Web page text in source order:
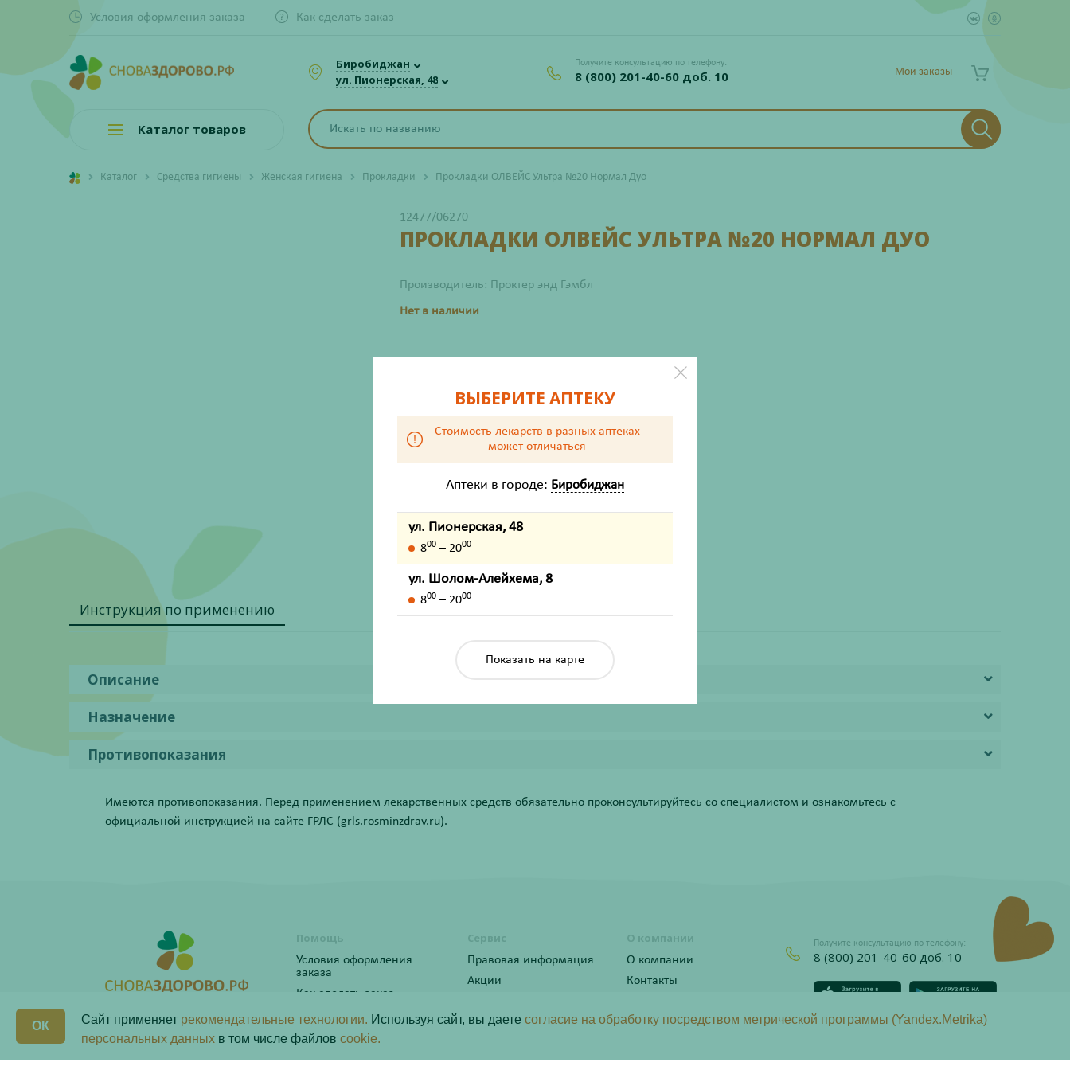
Условия оформления заказа Как сделать заказ
Биробиджан
ул. Пионерская, 48
Получите консультацию по телефону:
8 (800) 201-40-60 доб. 10 Мои заказы
Каталог товаров
Каталог Средства гигиены Женская гигиена Прокладки Прокладки ОЛВЕЙС Ультра №20 Нормал Дуо
12477/06270
ПРОКЛАДКИ ОЛВЕЙС УЛЬТРА №20 НОРМАЛ ДУО
Производитель: Проктер энд Гэмбл
Нет в наличии
ХАРАКТЕРИСТИКИ
Производитель
Инструкция по применению
Описание
Назначение
Противопоказания
Имеются противопоказания. Перед применением лекарственных средств обязательно проконсультируйтесь со специалистом и ознакомьтесь с
официальной инструкцией на сайте ГРЛС (grls.rosminzdrav.ru).
Помощь
Условия оформления
заказа
Как сделать заказ
Программы лояльности
Бонусная программа
Сервис
Правовая информация
Акции
О компании
О компании
Контакты
Получите консультацию по телефону:
8 (800) 201-40-60 доб. 10
Сайт применяет рекомендательные технологии. Используя сайт, вы даете согласие на обработку посредством метрической программы (Yandex.Metrika)
персональных данных в том числе файлов cookie.
ОК
ВЫБЕРИТЕ АПТЕКУ
Стоимость лекарств в разных аптеках
может отличаться
Аптеки в городе: Биробиджан
ул. Пионерская, 48
800 – 2000
ул. Шолом-Алейхема, 8
800 – 2000
Показать на карте